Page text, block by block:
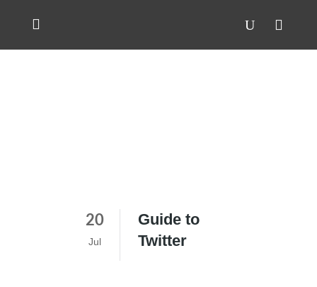
20
Jul
Guide to
Twitter